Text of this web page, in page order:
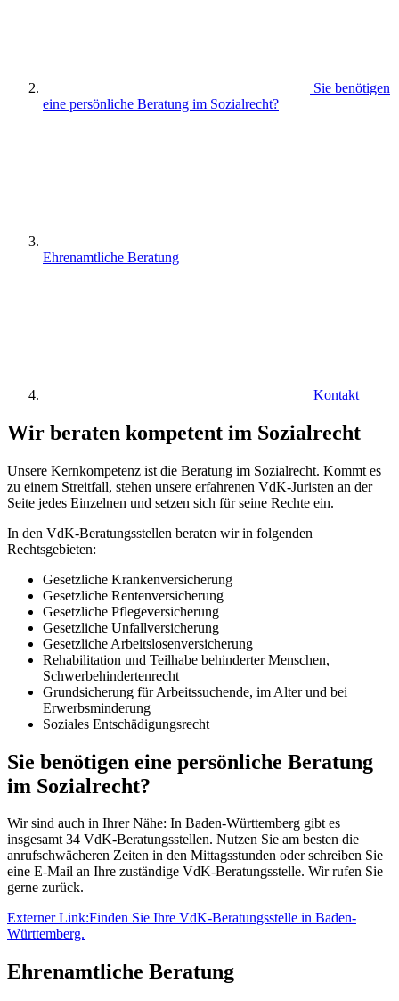
Sie benötigen
eine persönliche Beratung im Sozialrecht?
Ehrenamtliche Beratung
Kontakt
Wir beraten kompetent im Sozialrecht
Unsere Kernkompetenz ist die Beratung im Sozialrecht. Kommt es
zu einem Streitfall, stehen unsere erfahrenen VdK-Juristen an der
Seite jedes Einzelnen und setzen sich für seine Rechte ein.
In den VdK-Beratungsstellen beraten wir in folgenden
Rechtsgebieten:
Gesetzliche Krankenversicherung
Gesetzliche Rentenversicherung
Gesetzliche Pflegeversicherung
Gesetzliche Unfallversicherung
Gesetzliche Arbeitslosenversicherung
Rehabilitation und Teilhabe behinderter Menschen,
Schwerbehindertenrecht
Grundsicherung für Arbeitssuchende, im Alter und bei
Erwerbsminderung
Soziales Entschädigungsrecht
Sie benötigen eine persönliche Beratung
im Sozialrecht?
Wir sind auch in Ihrer Nähe: In Baden-Württemberg gibt es
insgesamt 34 VdK-Beratungsstellen. Nutzen Sie am besten die
anrufschwächeren Zeiten in den Mittagsstunden oder schreiben Sie
eine E-Mail an Ihre zuständige VdK-Beratungsstelle. Wir rufen Sie
gerne zurück.
Externer Link:Finden Sie Ihre VdK-Beratungsstelle in Baden-
Württemberg.
Ehrenamtliche Beratung